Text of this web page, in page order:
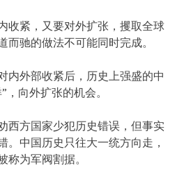
收紧，又要对外扩张，攫取全球
而驰的做法不可能同时完成。
内外部收紧后，历史上强盛的中
，向外扩张的机会。
西方国家少犯历史错误，但事实
。中国历史只往大一统方向走，
称为军阀割据。